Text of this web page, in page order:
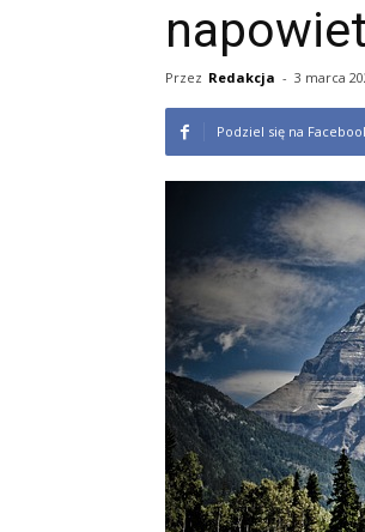
Przez Redakcja - 3 marca
Podziel się na